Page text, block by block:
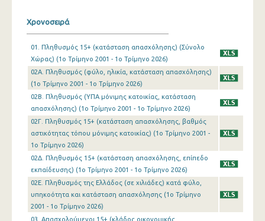
1o Τρίμηνο 2009
4o Τρίμηνο 2008
3o Τρίμηνο 2008
2o Τρίμηνο 2008
1o Τρίμηνο 2008
3o Τρίμηνο 2007
2o Τρίμηνο 2007
1o Τρίμηνο 2007
Χρονοσειρά
01. Πληθυσμός 15+ (κατάσταση απασχόλησης) (Σύνολο
Χώρας) (1o Τρίμηνο 2001 - 1o Τρίμηνο 2026)
02Α. Πληθυσμός (φύλο, ηλικία, κατάσταση απασχόλησης)
(1o Τρίμηνο 2001 - 1o Τρίμηνο 2026)
02Β. Πληθυσμός (ΥΠΑ μόνιμης κατοικίας, κατάσταση
απασχόλησης) (1o Τρίμηνο 2001 - 1o Τρίμηνο 2026)
02Γ. Πληθυσμός 15+ (κατάσταση απασχόλησης, βαθμός
αστικότητας τόπου μόνιμης κατοικίας) (1o Τρίμηνο 2001 -
1o Τρίμηνο 2026)
02Δ. Πληθυσμός 15+ (κατάσταση απασχόλησης, επίπεδο
εκπαίδευσης) (1o Τρίμηνο 2001 - 1o Τρίμηνο 2026)
02Ε. Πληθυσμός της Ελλάδος (σε χιλιάδες) κατά φύλο,
υπηκοότητα και κατάσταση απασχόλησης (1o Τρίμηνο
2001 - 1o Τρίμηνο 2026)
03. Απασχολούμενοι 15+ (κλάδος οικονομικής